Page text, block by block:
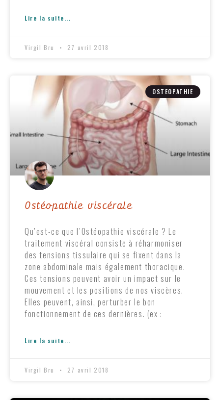
Lire la suite...
Virgil Bru 27 avril 2018
OSTEOPATHIE
Ostéopathie viscérale
Qu’est-ce que l’Ostéopathie viscérale ? Le
traitement viscéral consiste à réharmoniser
des tensions tissulaire qui se fixent dans la
zone abdominale mais également thoracique.
Ces tensions peuvent avoir un impact sur le
mouvement et les positions de nos viscères.
Elles peuvent, ainsi, perturber le bon
fonctionnement de ces dernières. (ex :
Lire la suite...
Virgil Bru 27 avril 2018